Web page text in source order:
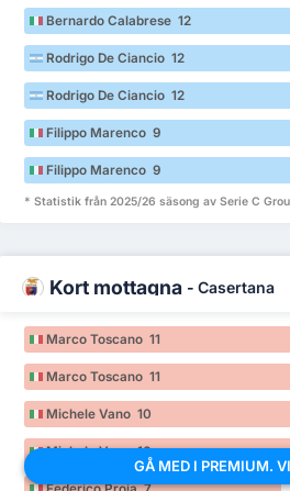
Bernardo Calabrese 12
Rodrigo De Ciancio 12
Rodrigo De Ciancio 12
Filippo Marenco 9
Filippo Marenco 9
* Statistik från 2025/26 säsong av Serie C
Kort mottagna - Casertana
Marco Toscano 11
Marco Toscano 11
Michele Vano 10
Michele Vano 10
GÅ MED I PREMIUM.